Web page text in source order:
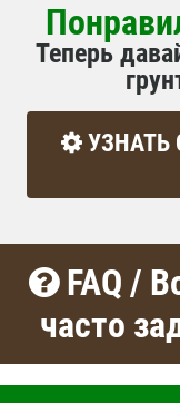
Теперь
УЗНАТЬ
FAQ /
часто